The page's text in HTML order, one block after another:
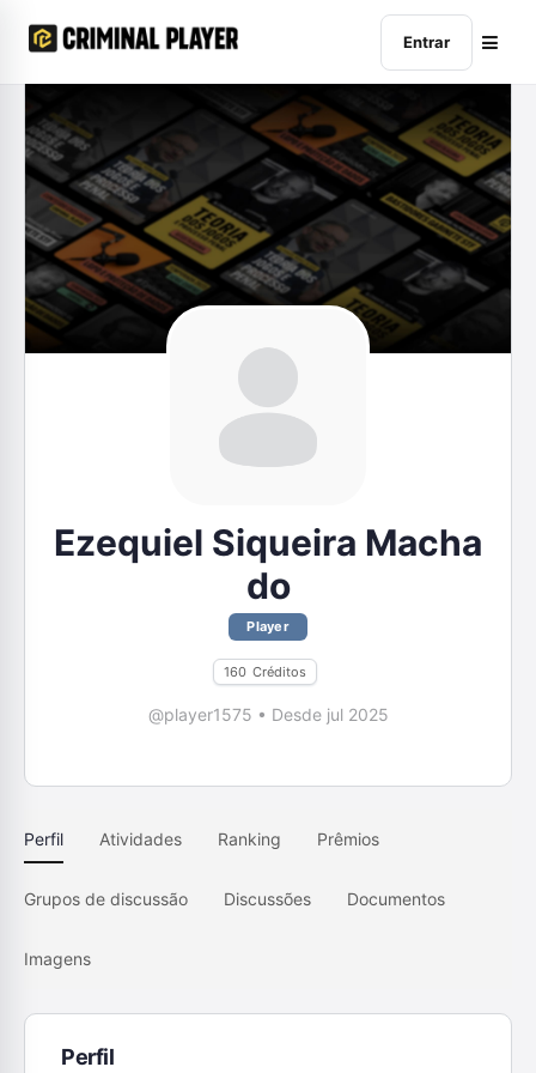
Entrar
Ezequiel Siqueira Macha
do
Player
160 Créditos
@player1575 • Desde jul 2025
Perfil Atividades Ranking Prêmios
Grupos de discussão Discussões Documentos
Imagens
Perfil